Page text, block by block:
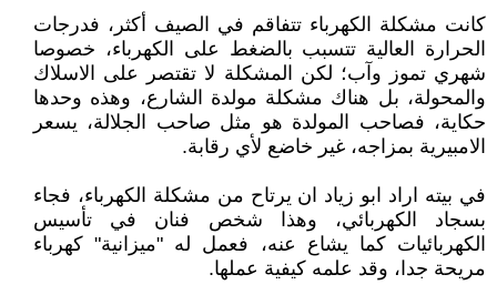
كانت مشكلة الكهرباء تتفاقم في الصيف أكثر، فدرجات
الحرارة العالية تتسبب بالضغط على الكهرباء، خصوصا
شهري تموز وآب؛ لكن المشكلة لا تقتصر على الاسلاك
والمحولة، بل هناك مشكلة مولدة الشارع، وهذه وحدها
حكاية، فصاحب المولدة هو مثل صاحب الجلالة، يسعر
الامبيرية بمزاجه، غير خاضع لأي رقابة.
في بيته اراد ابو زياد ان يرتاح من مشكلة الكهرباء، فجاء
بسجاد الكهربائي، وهذا شخص فنان في تأسيس
الكهربائيات كما يشاع عنه، فعمل له "ميزانية" كهرباء
مريحة جدا، وقد علمه كيفية عملها.